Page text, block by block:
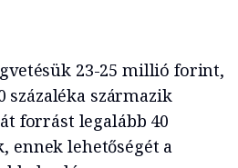
23-25 millió forint,
származik
forrást legalább 40
ennek lehetőségét a